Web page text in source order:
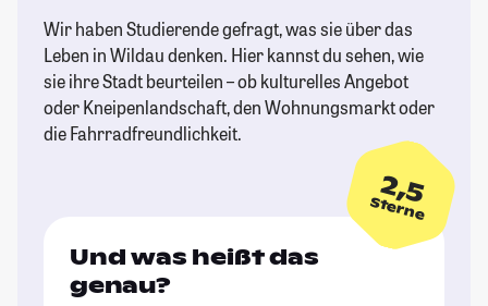
Wir haben Studierende gefragt, was sie über das
Leben in Wildau denken. Hier kannst du sehen, wie
sie ihre Stadt beurteilen – ob kulturelles Angebot
oder Kneipenlandschaft, den Wohnungsmarkt oder
die Fahrradfreundlichkeit.
2,5
Sterne
Und was heißt das
genau?